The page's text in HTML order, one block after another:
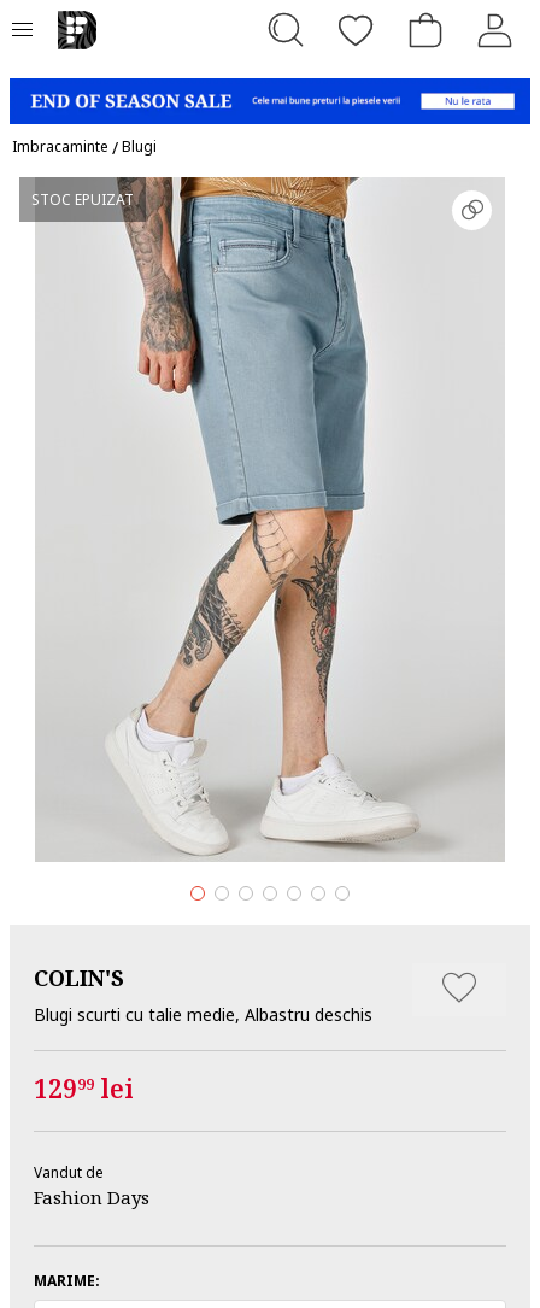
Imbracaminte /Blugi
STOC EPUIZAT
COLIN'S
Blugi scurti cu talie medie, Albastru deschis
12999 lei
Vandut de
Fashion Days
MARIME: